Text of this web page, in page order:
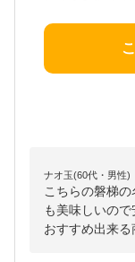
ナオ玉(60代・男性)
こちらの磐梯
も美味しいの
おすすめ出来る